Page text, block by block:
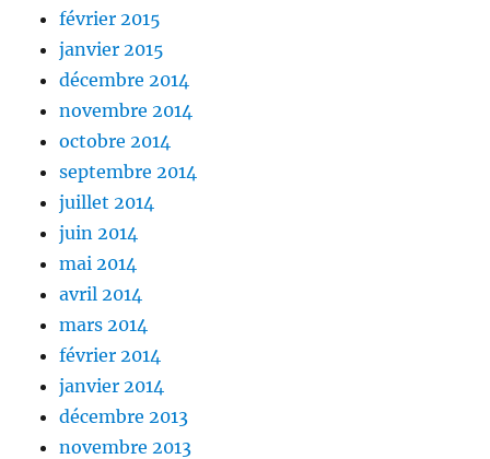
février 2015
janvier 2015
décembre 2014
novembre 2014
octobre 2014
septembre 2014
juillet 2014
juin 2014
mai 2014
avril 2014
mars 2014
février 2014
janvier 2014
décembre 2013
novembre 2013